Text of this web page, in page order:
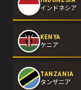
インドネシア
KENYA
ケニア
TANZANIA
タンザニア